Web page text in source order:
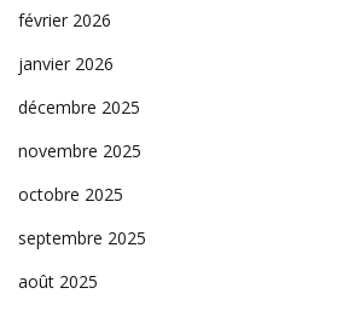
février 2026
janvier 2026
décembre 2025
novembre 2025
octobre 2025
septembre 2025
août 2025